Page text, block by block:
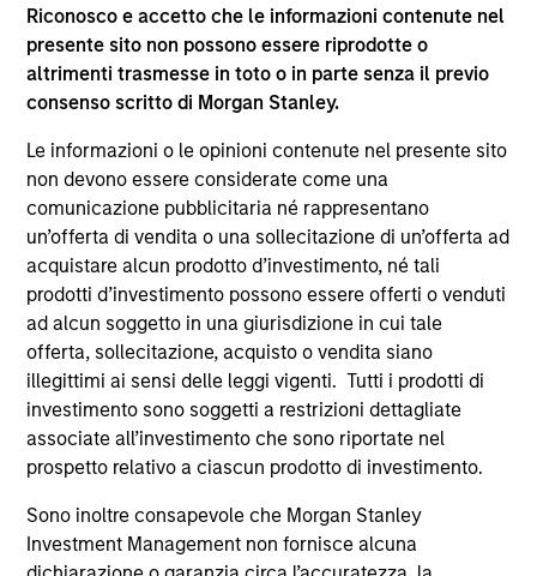
Riconosco e accetto che le informazioni contenute nel
presente sito non possono essere riprodotte o
altrimenti trasmesse in toto o in parte senza il previo
consenso scritto di Morgan Stanley.
Le informazioni o le opinioni contenute nel presente sito
non devono essere considerate come una
comunicazione pubblicitaria né rappresentano
un’offerta di vendita o una sollecitazione di un’offerta ad
acquistare alcun prodotto d’investimento, né tali
prodotti d’investimento possono essere offerti o venduti
ad alcun soggetto in una giurisdizione in cui tale
offerta, sollecitazione, acquisto o vendita siano
illegittimi ai sensi delle leggi vigenti. Tutti i prodotti di
investimento sono soggetti a restrizioni dettagliate
associate all’investimento che sono riportate nel
prospetto relativo a ciascun prodotto di investimento.
Sono inoltre consapevole che Morgan Stanley
Investment Management non fornisce alcuna
visione del “Modulo completo di sottoscrizione” (Extended
Application Form), mentre la sezione “Informazioni
supplementari per Hong Kong” (“Additional Information for
Hong Kong Investors”) all’interno del Prospetto riguarda
specificamente gli investitori di Hong Kong. Copie gratuite
documento contenente informazioni chiave per gli
investitori (KID o KIID), dello statuto e delle relazioni
annuali e semestrali e ulteriori informazioni possono
essere ottenute dal rappresentante in Svizzera. Il
rappresentante in Svizzera è Carnegie Fund Services S.A.,
11, rue du Général-Dufour, 1204 Ginevra. L’agente pagatore
in Svizzera è Banque Cantonale de Genève, 17, quai de l’Ile,
1204 Ginevra.
Se la società di gestione del Comparto in questione decide
di cessare l’accordo di commercializzazione del Comparto
in un Paese del SEE in cui esso è registrato per la vendita,
lo farà nel rispetto delle norme OICVM.
Per i termini e le definizioni riguardanti il comparto si
Tutti i dati di performance sono calcolati in base al valore
del patrimonio netto (NAV), al netto delle spese, e non